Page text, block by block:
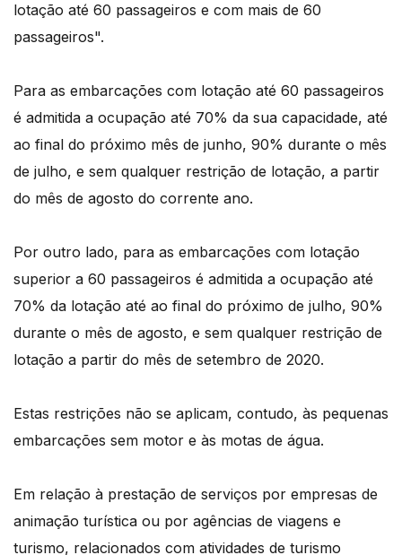
lotação até 60 passageiros e com mais de 60
passageiros".
Para as embarcações com lotação até 60 passageiros
é admitida a ocupação até 70% da sua capacidade, até
ao final do próximo mês de junho, 90% durante o mês
de julho, e sem qualquer restrição de lotação, a partir
do mês de agosto do corrente ano.
Por outro lado, para as embarcações com lotação
superior a 60 passageiros é admitida a ocupação até
70% da lotação até ao final do próximo de julho, 90%
durante o mês de agosto, e sem qualquer restrição de
lotação a partir do mês de setembro de 2020.
Estas restrições não se aplicam, contudo, às pequenas
embarcações sem motor e às motas de água.
Em relação à prestação de serviços por empresas de
animação turística ou por agências de viagens e
turismo, relacionados com atividades de turismo